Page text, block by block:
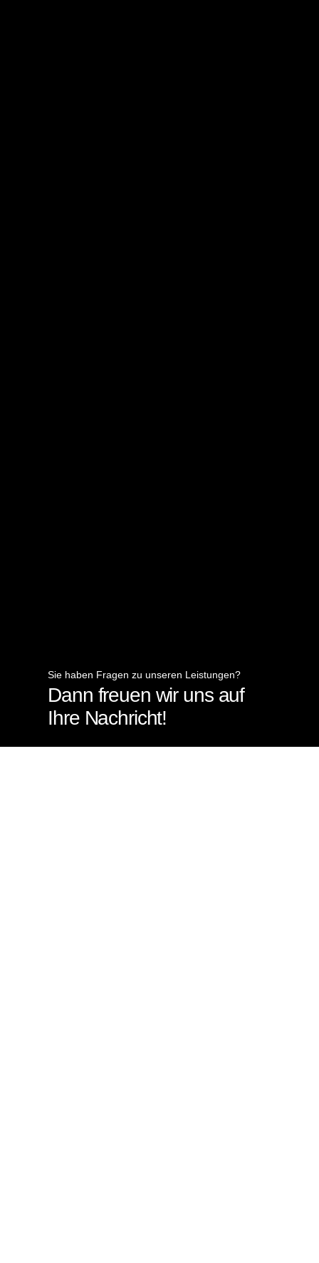
Sie haben Fragen zu unseren Leistungen?
Dann freuen wir uns auf
Ihre Nachricht!